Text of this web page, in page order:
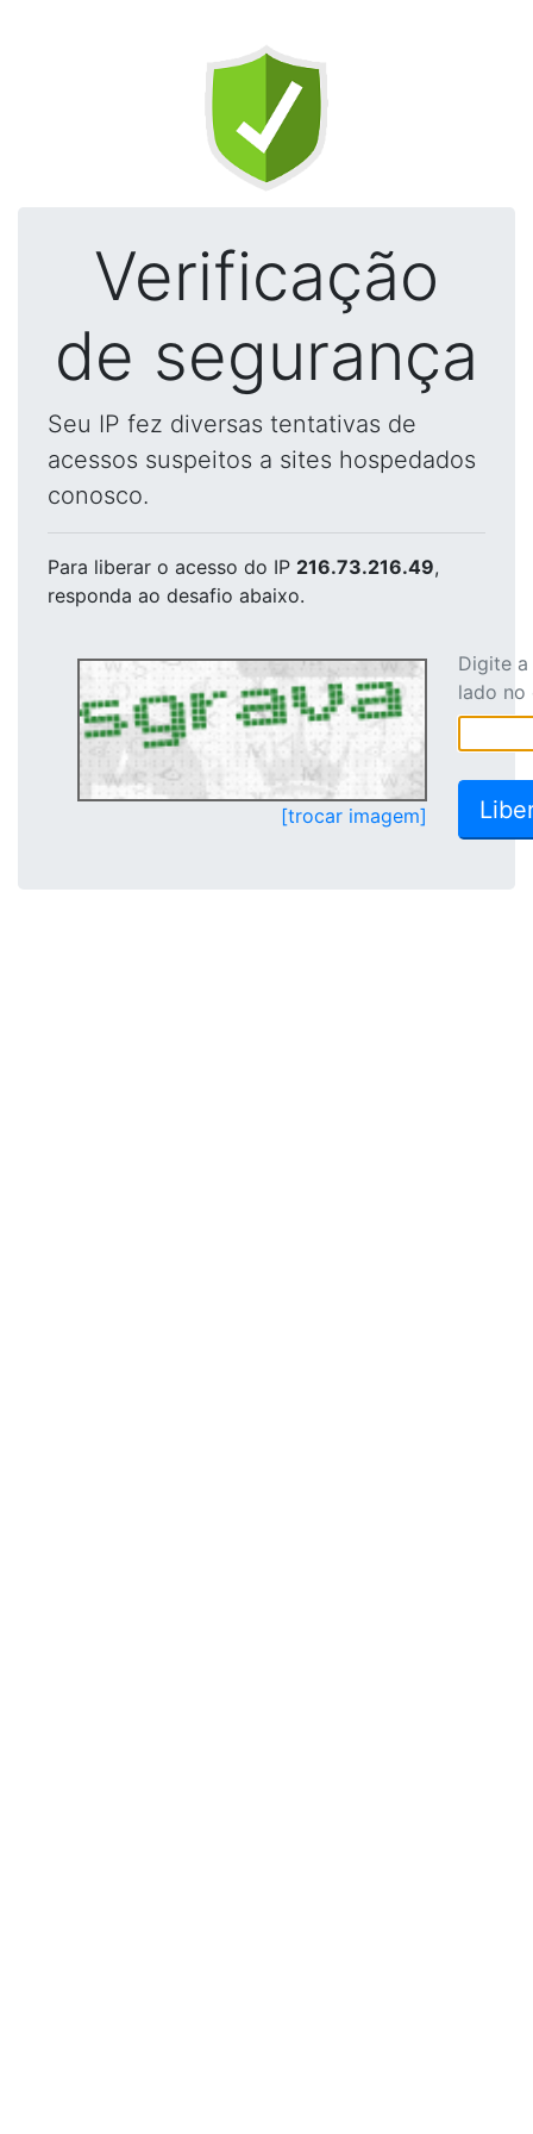
Verificação
de segurança
Seu IP fez diversas tentativas de
acessos suspeitos a sites hospedados
conosco.
Para liberar o acesso do IP 216.73.216.49,
responda ao desafio abaixo.
[trocar imagem]
Digite
lado no